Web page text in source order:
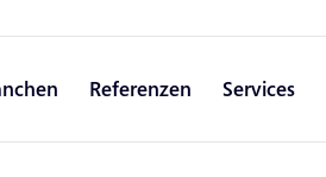
Referenzen Services